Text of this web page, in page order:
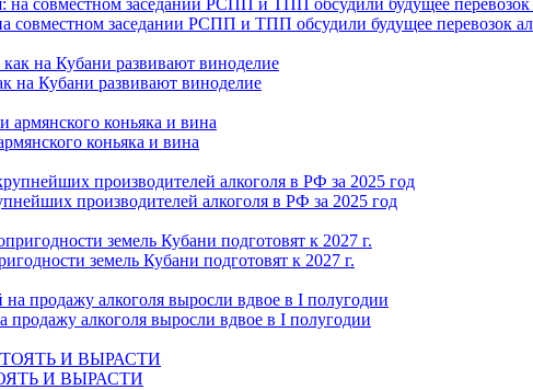
совместном заседании РСПП и ТПП обсудили будущее перевозок
на Кубани развивают виноделие
коньяка и вина
производителей алкоголя в РФ за 2025 год
земель Кубани подготовят к 2027 г.
алкоголя выросли вдвое в I полугодии
И ВЫРАСТИ